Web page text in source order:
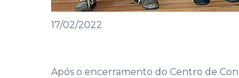
17/02/2022
Após o encerramento do Centro de